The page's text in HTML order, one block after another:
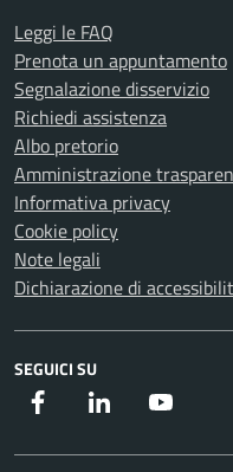
Leggi le FAQ
Prenota un appuntamento
Segnalazione disservizio
Richiedi assistenza
Albo pretorio
Amministrazione
Informativa privacy
Cookie policy
Note legali
Dichiarazione di
SEGUICI SU
Facebook Instagram